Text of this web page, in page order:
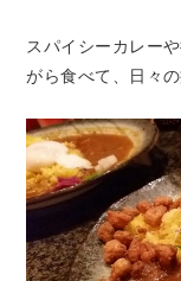
スパイシーカレー
がら食べて、日々